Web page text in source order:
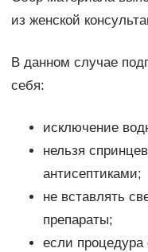
из женской
В данном случае
себя:
исключение
нельзя
антисептиками;
не вставлять
препараты;
если процедура